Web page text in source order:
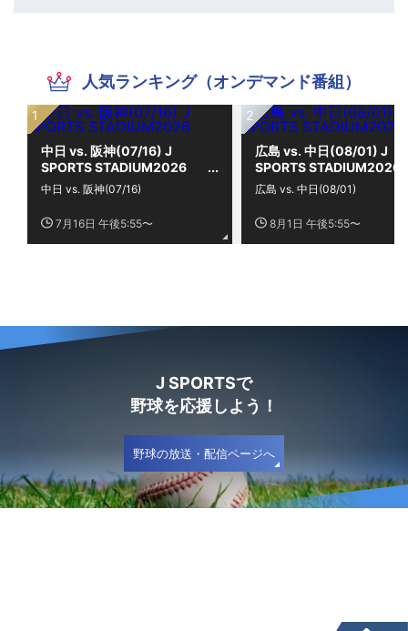
人気ランキング（オンデマンド番組）
中日 vs. 阪神(07/16) J
SPORTS STADIUM2026
7月16日 午後5:55〜
中日 vs. 阪神(07/16)
広島 vs. 中日(08/01) J
SPORTS STADIUM2026
8月1日 午後5:55〜
広島 vs. 中日(08/01)
J SPORTSで
野球を応援しよう！
野球の放送・配信ページへ